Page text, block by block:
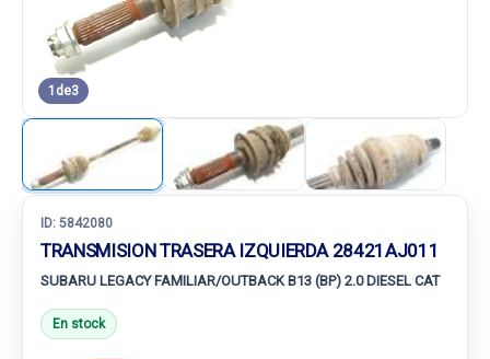
1 de3
ID: 5842080
TRANSMISION TRASERA IZQUIERDA 28421AJ011
SUBARU LEGACY FAMILIAR/OUTBACK B13 (BP) 2.0 DIESEL CAT
En stock